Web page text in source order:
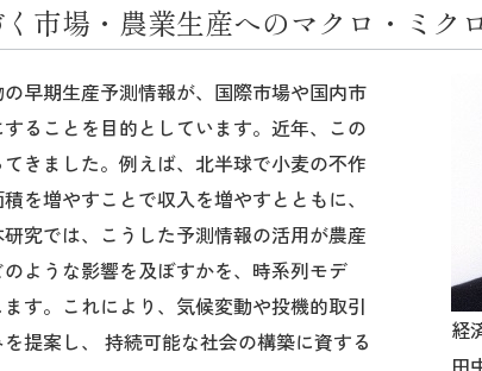
市場・農業生産へのマクロ・ミク
早期生産予測情報が、国際市場や国内市
ることを目的としています。近年、この
きました。例えば、北半球で小麦の不作
を増やすことで収入を増やすとともに、
究では、こうした予測情報の活用が農産
ような影響を及ぼすかを、時系列モデ
す。これにより、気候変動や投機的取引
提案し、 持続可能な社会の構築に資する
経
田